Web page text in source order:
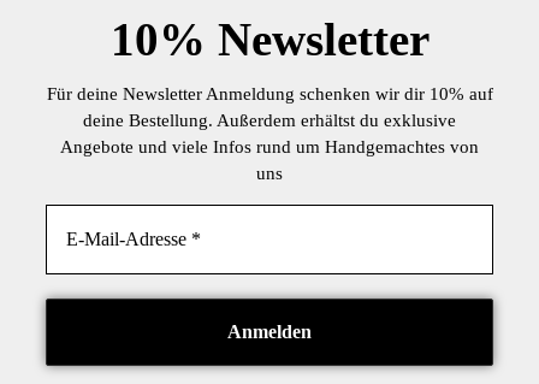
10% Newsletter
Für deine Newsletter Anmeldung schenken wir dir 10% auf
deine Bestellung. Außerdem erhältst du exklusive
Angebote und viele Infos rund um Handgemachtes von
uns